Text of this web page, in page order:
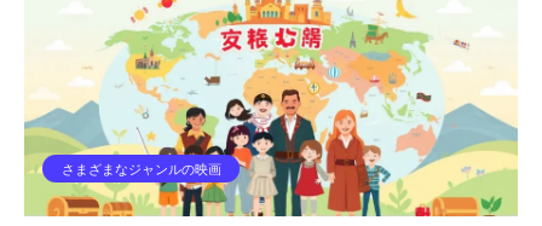
さまざまなジャンルの映画